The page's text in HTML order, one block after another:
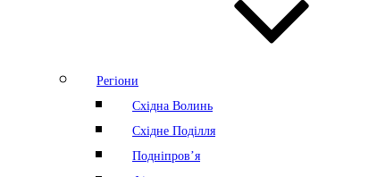
Регіони
Східна Волинь
Східне Поділля
Подніпров’я